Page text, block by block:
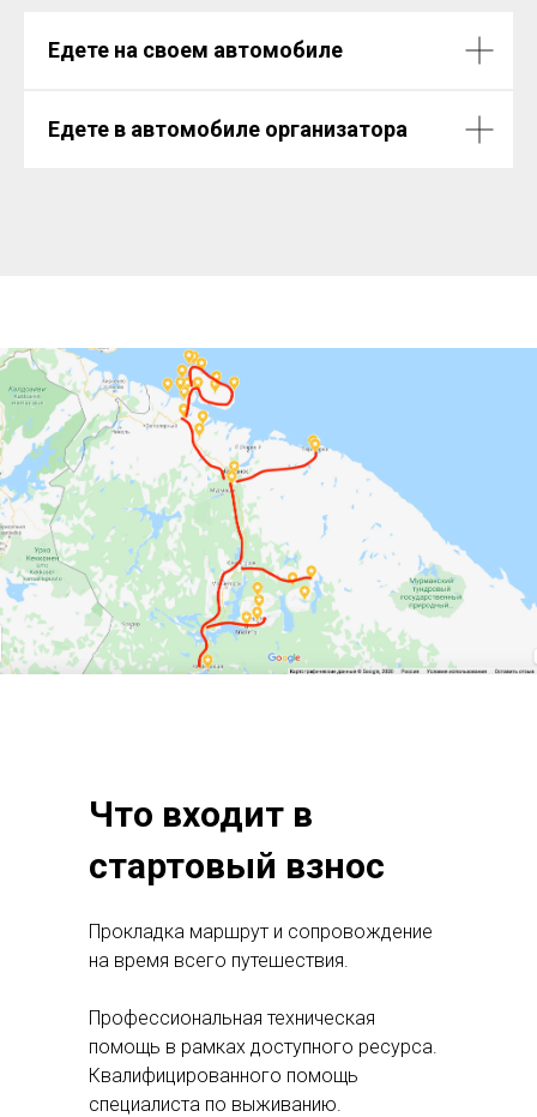
Едете на своем автомобиле
Едете в автомобиле организатора
Прокладка маршрут и сопровождение
на время всего путешествия.
Профессиональная техническая
помощь в рамках доступного ресурса.
Квалифицированного помощь
специалиста по выживанию.
Что входит в
стартовый взнос